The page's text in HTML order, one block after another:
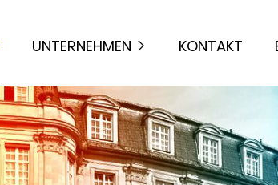
UNTERNEHMEN KONTAKT